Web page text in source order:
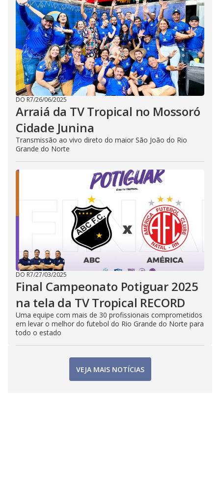
DO R7/26/06/2025
Arraiá da TV Tropical no Mossoró
Cidade Junina
Transmissão ao vivo direto do maior São João do Rio
Grande do Norte
DO R7/27/03/2025
Final Campeonato Potiguar 2025
na tela da TV Tropical RECORD
Uma equipe com mais de 30 profissionais comprometidos
em levar o melhor do futebol do Rio Grande do Norte para
todo o estado
VEJA MAIS NOTÍCIAS